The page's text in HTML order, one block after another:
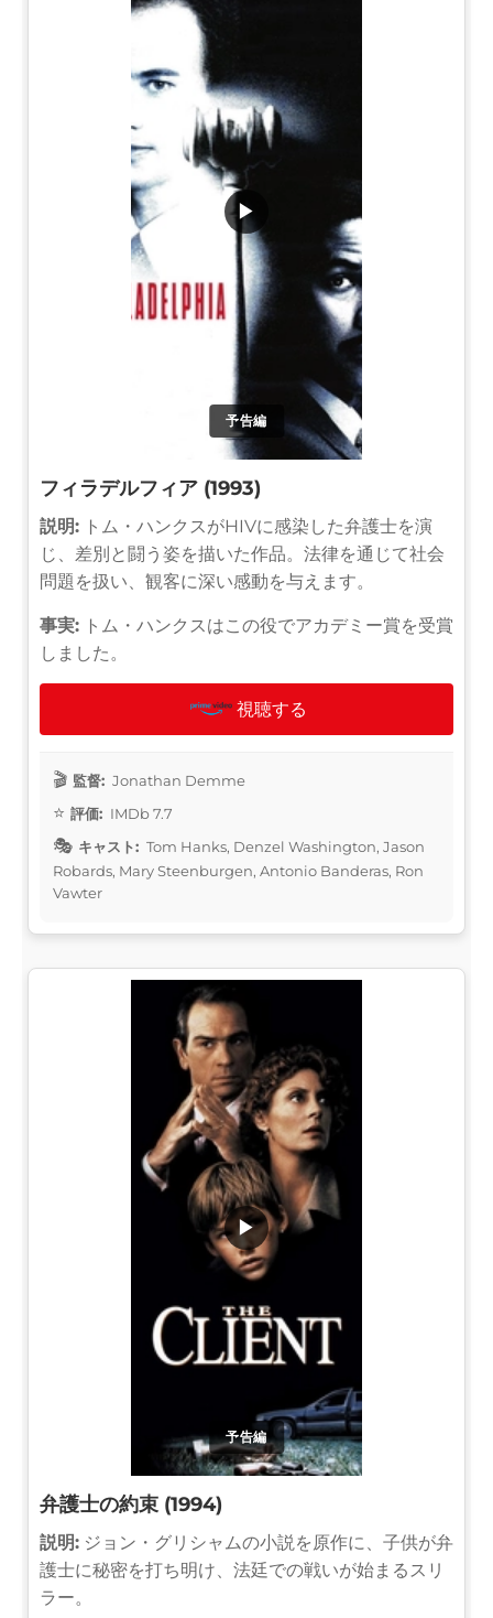
予告編
▶
フィラデルフィア (1993)
説明: トム・ハンクスがHIVに感染した弁護士を演
じ、差別と闘う姿を描いた作品。法律を通じて社会
問題を扱い、観客に深い感動を与えます。
事実: トム・ハンクスはこの役でアカデミー賞を受賞
しました。
視聴する
監督: Jonathan Demme
評価: IMDb 7.7
キャスト: Tom Hanks, Denzel Washington, Jason
Robards, Mary Steenburgen, Antonio Banderas, Ron
Vawter
予告編
▶
弁護士の約束 (1994)
説明: ジョン・グリシャムの小説を原作に、子供が弁
護士に秘密を打ち明け、法廷での戦いが始まるスリ
ラー。